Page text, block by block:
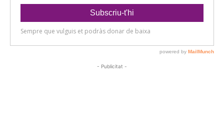
- Publicitat -